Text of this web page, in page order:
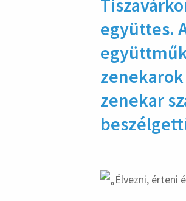
együttes.
zenekar